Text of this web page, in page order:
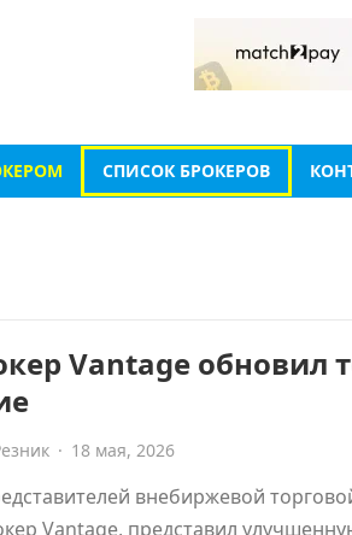
СПИСОК БРОКЕРОВ
Vantage обновил
· 18 мая, 2026
внебиржевой
Vantage, представил